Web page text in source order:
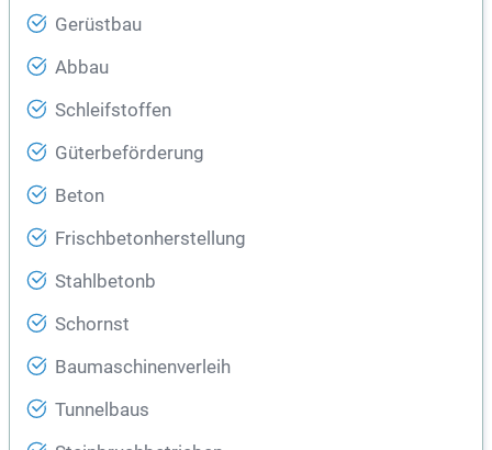
Gerüstbau
Abbau
Schleifstoffen
Güterbeförderung
Beton
Frischbetonherstellung
Stahlbetonb
Schornst
Baumaschinenverleih
Tunnelbaus